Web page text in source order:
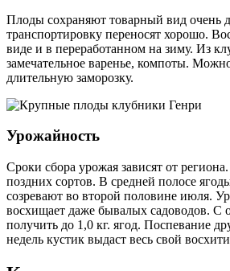
Плоды сохраняют товарный вид очень
транспортировку переносят хорошо.
виде и в переработанном на зиму. Из
замечательное варенье, компоты.
длительную заморозку.
Урожайность
Сроки сбора урожая зависят от
поздних сортов. В средней полосе
созревают во второй половине июля.
восхищает даже бывалых садоводов. С
получить до 1,0 кг. ягод. Поспевание
недель кустик выдаст весь свой